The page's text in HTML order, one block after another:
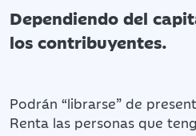
Dependiendo del
los contribuyentes.
Podrán “librarse” de
Renta las personas que